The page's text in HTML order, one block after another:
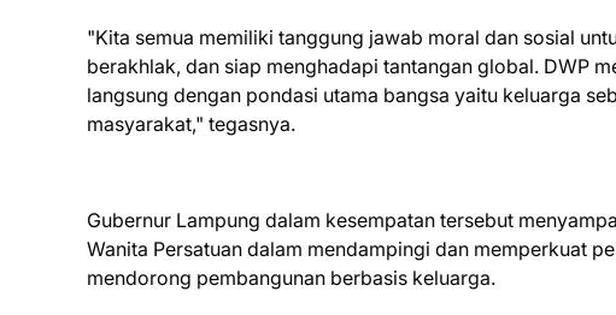
"Kita semua memiliki tanggung jawab moral dan sosial
berakhlak, dan siap menghadapi tantangan global. DWP
langsung dengan pondasi utama bangsa yaitu keluarga
masyarakat," tegasnya.
Gubernur Lampung dalam kesempatan tersebut
Wanita Persatuan dalam mendampingi dan memperkuat
mendorong pembangunan berbasis keluarga.